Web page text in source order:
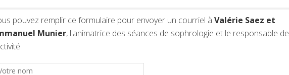
pouvez remplir ce formulaire pour envoyer un courriel à Valérie Saez et
Munier, l'animatrice des séances de sophrologie et le responsable de